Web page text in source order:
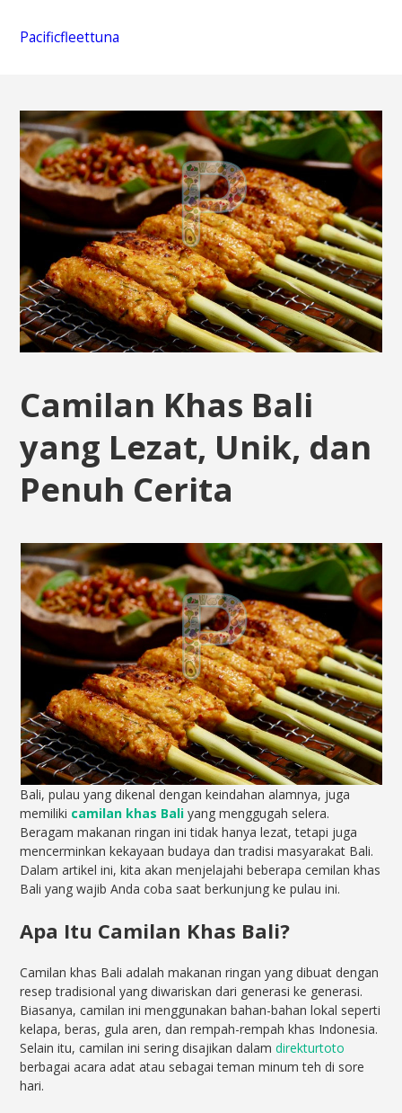
Pacificfleettuna
Camilan Khas Bali
yang Lezat, Unik, dan
Penuh Cerita
Bali, pulau yang dikenal dengan keindahan alamnya, juga
memiliki camilan khas Bali yang menggugah selera.
Beragam makanan ringan ini tidak hanya lezat, tetapi juga
mencerminkan kekayaan budaya dan tradisi masyarakat Bali.
Dalam artikel ini, kita akan menjelajahi beberapa cemilan khas
Bali yang wajib Anda coba saat berkunjung ke pulau ini.
Apa Itu Camilan Khas Bali?
Camilan khas Bali adalah makanan ringan yang dibuat dengan
resep tradisional yang diwariskan dari generasi ke generasi.
Biasanya, camilan ini menggunakan bahan-bahan lokal seperti
kelapa, beras, gula aren, dan rempah-rempah khas Indonesia.
Selain itu, camilan ini sering disajikan dalamdirekturtoto
berbagai acara adat atau sebagai teman minum teh di sore
hari.